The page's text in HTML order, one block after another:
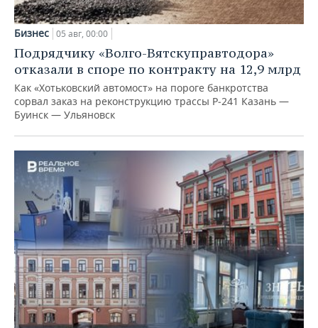
Бизнес 05 авг, 00:00
Подрядчику «Волго-Вятскуправтодора»
отказали в споре по контракту на 12,9 млрд
Как «Хотьковский автомост» на пороге банкротства
сорвал заказ на реконструкцию трассы Р‑241 Казань —
Буинск — Ульяновск